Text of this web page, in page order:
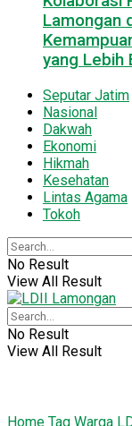
Lamongan
yang Lebih
Seputar Jatim
Nasional
Dakwah
Ekonomi
Hikmah
Kesehatan
Lintas Agama
Tokoh
No Result
View All Result
No Result
View All Result
Home Tag Warga